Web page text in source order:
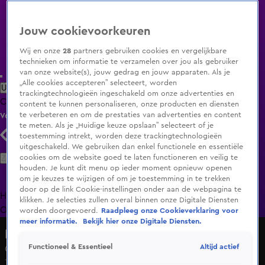
Uitzending Gemist Populaire programma's Zenders Genres
ClipsFilmsRadioSmart TV inlogShop
Volg KIJK
Zoeken
HomeUitzending Gemist Programma's De Bondgenoten
OranjezomerLivestreamsShop
Groninger (73) overlijdt bij motorongeluk in Den Ham
11 aug 2025, 16:43
Jouw cookievoorkeuren
Wij en onze28 partners gebruiken cookies en vergelijkbare
technieken om informatie te verzamelen over jou als gebruiker
van onze website(s), jouw gedrag en jouw apparaten. Als je
„Alle cookies accepteren” selecteert, worden
trackingtechnologieën ingeschakeld om onze advertenties en
content te kunnen personaliseren, onze producten en diensten
te verbeteren en om de prestaties van advertenties en content
te meten. Als je „Huidige keuze opslaan” selecteert of je
toestemming intrekt, worden deze trackingtechnologieën
uitgeschakeld. We gebruiken dan enkel functionele en essentiële
cookies om de website goed te laten functioneren en veilig te
houden. Je kunt dit menu op ieder moment opnieuw openen
om je keuzes te wijzigen of om je toestemming in te trekken
door op de link Cookie-instellingen onder aan de webpagina te
klikken. Je selecties zullen overal binnen onze Digitale Diensten
worden doorgevoerd.
Raadpleeg onze Cookieverklaring voor
meer informatie.
Bekijk hier onze Digitale Diensten.
Functioneel & Essentieel Altijd actief